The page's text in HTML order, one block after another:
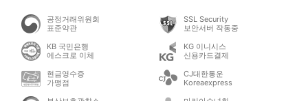
공정거래위원회
표준약관
SSL Security
보안서버 작동중
KB 국민은행
에스크로 이체
KG 이니시스
신용카드결제
현금영수증
가맹점
CJ대한통운
Koreaexpress